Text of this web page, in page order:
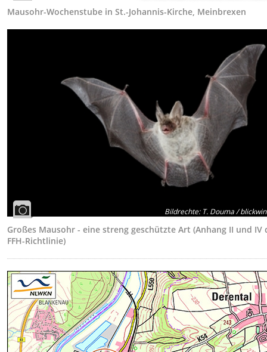
Mausohr-Wochenstube in St.-Johannis-Kirche, Meinbrexen
Bildrechte:T. Douma /
Großes Mausohr - eine streng geschützte Art (Anhang II und IV
FFH-Richtlinie)